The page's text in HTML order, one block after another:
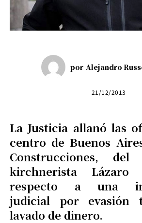
por Alejandro
21/12/2013
La Justicia allanó las
centro de Buenos
Construcciones, del
kirchnerista Lázaro
respecto a una
judicial por evasión
lavado de dinero.